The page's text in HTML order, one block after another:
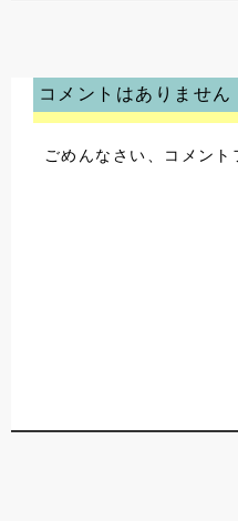
コメントはありません
ごめんなさい、コメント